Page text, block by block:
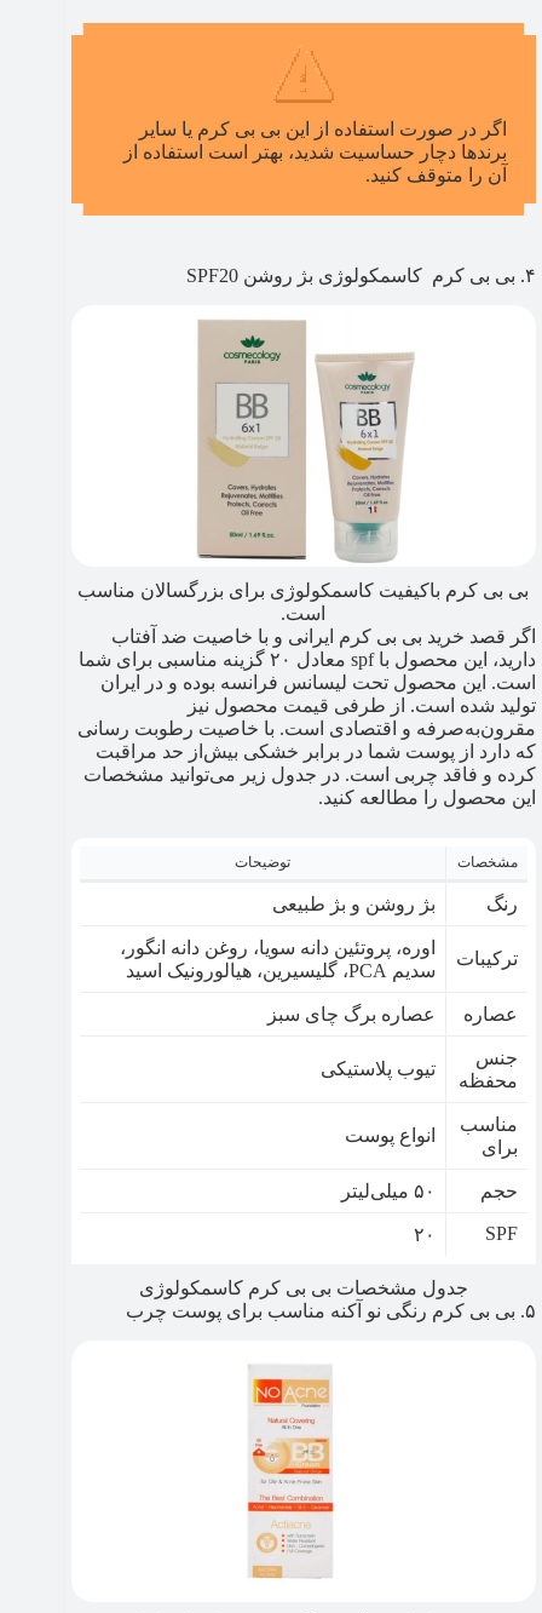
اگر در صورت استفاده از این بی بی کرم یا سایر
برندها دچار حساسیت شدید، بهتر است استفاده از
آن را متوقف کنید.
۴. بی بی کرم کاسمکولوژی بژ روشن SPF20
بی بی کرم باکیفیت کاسمکولوژی برای بزرگسالان مناسب
است.
اگر قصد خرید بی بی کرم ایرانی و با خاصیت ضد آفتاب
دارید، این محصول با spf معادل ۲۰ گزینه مناسبی برای شما
است. این محصول تحت لیسانس فرانسه بوده و در ایران
تولید شده است. از طرفی قیمت محصول نیز
مقرون‌به‌صرفه و اقتصادی است. با خاصیت رطوبت رسانی
که دارد از پوست شما در برابر خشکی بیش‌از حد مراقبت
کرده و فاقد چربی است. در جدول زیر می‌توانید مشخصات
این محصول را مطالعه کنید.
مشخصات توضیحات
رنگ بژ روشن و بژ طبیعی
ترکیبات
اوره، پروتئین دانه سویا، روغن دانه انگور،
سدیم PCA، گلیسیرین، هیالورونیک اسید
عصاره عصاره برگ چای سبز
جنس
محفظه
تیوب پلاستیکی
مناسب
برای
انواع پوست
حجم ۵۰ میلی‌لیتر
SPF ۲۰
جدول مشخصات بی بی کرم کاسمکولوژی
۵. بی بی کرم رنگی نو آکنه مناسب برای پوست چرب